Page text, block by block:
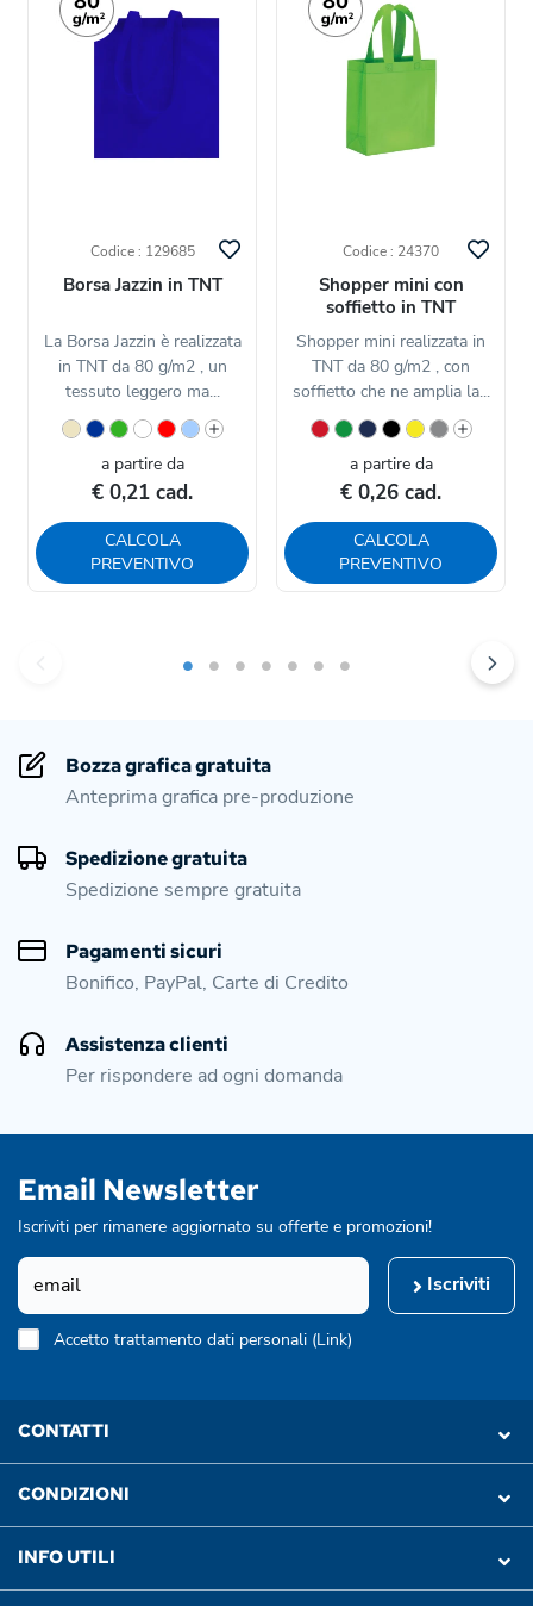
Codice : 129685
Borsa Jazzin in TNT
La Borsa Jazzin è realizzata
in TNT da 80 g/m2 , un
tessuto leggero ma...
a partire da
€ 0,21 cad.
CALCOLA
PREVENTIVO
Codice : 24370
Shopper mini con
soffietto in TNT
Shopper mini realizzata in
TNT da 80 g/m2 , con
soffietto che ne amplia la...
a partire da
€ 0,26 cad.
CALCOLA
PREVENTIVO
Bozza grafica gratuita
Anteprima grafica pre-produzione
Spedizione gratuita
Spedizione sempre gratuita
Pagamenti sicuri
Bonifico, PayPal, Carte di Credito
Assistenza clienti
Per rispondere ad ogni domanda
Email Newsletter
Iscriviti per rimanere aggiornato su offerte e promozioni!
Iscriviti
Accetto trattamento dati personali (Link)
CONTATTI
CONDIZIONI
INFO UTILI